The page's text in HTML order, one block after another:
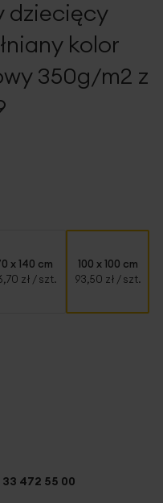
dziecięcy
kolor
350g/m2 z
x 140 cm
zł / szt.
100 x 100 cm
93,50 zł / szt.
33 472 55 00